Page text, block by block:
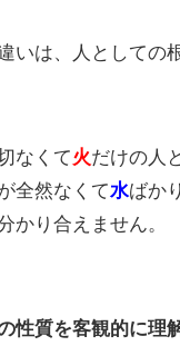
いは、人としての
なくて火だけの人
全然なくて水ばか
かり合えません。
性質を客観的に理